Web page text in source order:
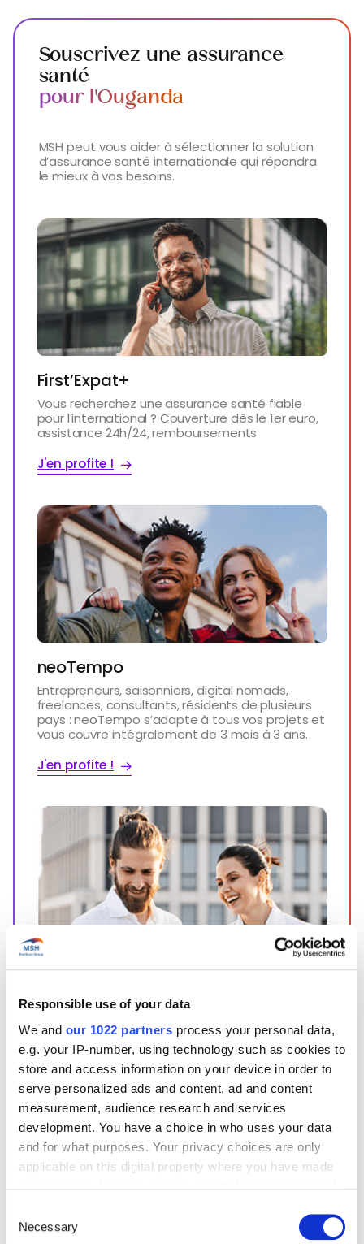
Responsible use of your data
We and our 1022 partners process your personal data,
e.g. your IP-number, using technology such as cookies to
store and access information on your device in order to
serve personalized ads and content, ad and content
measurement, audience research and services
development. You have a choice in who uses your data
and for what purposes. Your privacy choices are only
applicable on this digital property where you have made
the Privacy trigger icon.
Selection
Necessary
Souscrivez une assurance
santé
pour l'Ouganda
MSH peut vous aider à sélectionner la solution
d’assurance santé internationale qui répondra
le mieux à vos besoins.
First’Expat+
Vous recherchez une assurance santé fiable
pour l’international ? Couverture dès le 1er euro,
assistance 24h/24, remboursements
J'en profite !
neoTempo
Entrepreneurs, saisonniers, digital nomads,
freelances, consultants, résidents de plusieurs
pays : neoTempo s’adapte à tous vos projets et
vous couvre intégralement de 3 mois à 3 ans.
J'en profite !
Start’Expat
Offrant une adhésion rapide et une gestion
besoins pour un prix accessible !
J'en profite !
Obtenir un tarif en quelques clics !